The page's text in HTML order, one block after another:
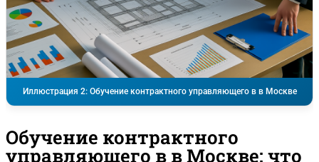
Иллюстрация 2: Обучение контрактного управляющего в в Москве
Обучение контрактного
управляющего в в Москве: что